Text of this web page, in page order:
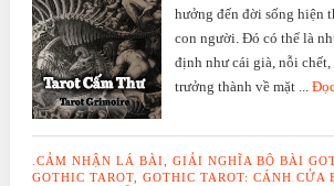
hưởng đến đời sống hiện
con người. Đó có thể là
định như cái già, nỗi chết,
trưởng thành về mặt ...
.CẢM NHẬN LÁ BÀI, GIẢI NGHĨA BỘ BÀI
GOTHIC TAROT, GOTHIC TAROT: CÁNH CỬA